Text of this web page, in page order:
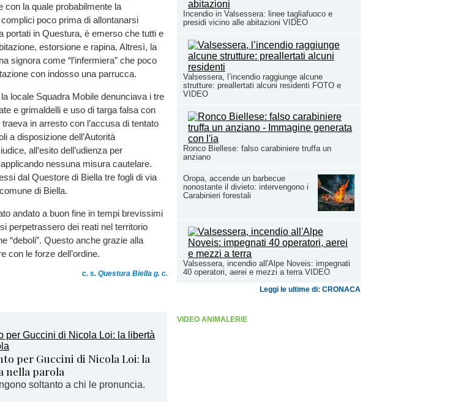
Incendio in Valsessera: linee tagliafuoco e
presidi vicino alle abitazioni VIDEO
Valsessera, l’incendio raggiunge alcune
strutture: preallertati alcuni residenti FOTO e
VIDEO
Ronco Biellese: falso carabiniere truffa un
anziano
Oropa, accende un barbecue
nonostante il divieto: intervengono i
Carabinieri forestali
Valsessera, incendio all'Alpe Noveis: impegnati
40 operatori, aerei e mezzi a terra VIDEO
Leggi le ultime di: CRONACA
VIDEO ANIMALERIE
con la quale probabilmente la
poco prima di allontanarsi
portati in Questura, è emerso che tutti e
estorsione e rapina. Altresì, la
signora come “l’infermiera” che poco
con indosso una parrucca.
locale Squadra Mobile denunciava i tre
e grimaldelli e uso di targa falsa con
in arresto con l’accusa di tentato
a disposizione dell’Autorità
all’esito dell’udienza per
nessuna misura cautelare.
dal Questore di Biella tre fogli di via
di Biella.
andato a buon fine in tempi brevissimi
perpetrassero dei reati nel territorio
“deboli”. Questo anche grazie alla
con le forze dell’ordine.
c. s. Questura Biella g. c.
per Guccini di Nicola Loi: la
nella parola
soltanto a chi le pronuncia.